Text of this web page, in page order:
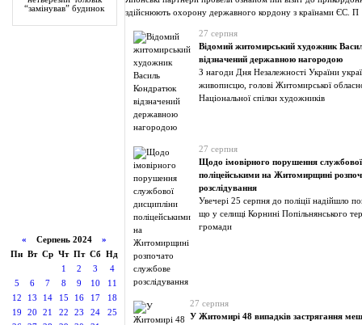
“замінував” будинок
« Серпень 2024 »
Пн Вт Ср Чт Пт Сб Нд
1
2 3
4
5
6 7 8 9 10
11
12
13 14 15 16 17
18
19
20 21 22 23 24
25
здійснюють охорону державного кордону з країнами ЄС. П
27 серпня
Відомий житомирський художник
відзначений державною нагородою
З нагоди Дня Незалежності України
живописцю, голові Житомирської
Національної спілки художників
27 серпня
Щодо імовірного порушення службової
поліцейськими на Житомирщині
розслідування
Увечері 25 серпня до поліції надійшло
що у селищі Корнині Попільнянського
громади
27 серпня
У Житомирі 48 випадків застрягання